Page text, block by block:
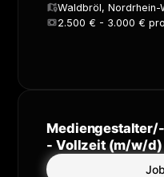
Waldbröl, Nordrhein-
2.500 € - 3.000 €
- Vollzeit (m/w/d)